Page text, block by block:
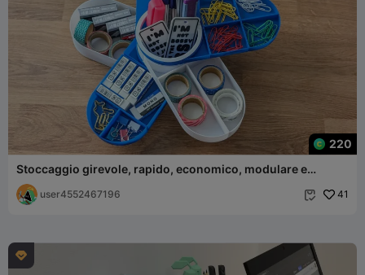
220
Stoccaggio girevole, rapido, economico, modulare e
personalizzabile
user4552467196  41
